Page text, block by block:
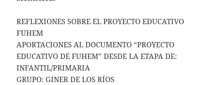
REFLEXIONES SOBRE EL PROYECTO EDUCATIVO
FUHEM
APORTACIONES AL DOCUMENTO “PROYECTO
EDUCATIVO DE FUHEM” DESDE LA ETAPA DE:
INFANTIL/PRIMARIA
GRUPO: GINER DE LOS RÍOS